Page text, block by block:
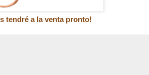
tendré a la venta pronto!